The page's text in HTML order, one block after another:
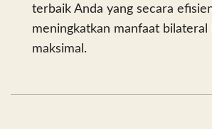
terbaik Anda yang secara
meningkatkan manfaat bilateral
maksimal.